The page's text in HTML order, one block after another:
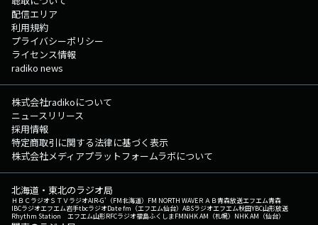
配信エリア
利用規約
プライバシーポリシー
ライセンス情報
radiko news
株式会社radikoについて
ニュースリリース
採用情報
特定商取引に関する法律に基づく表示
株式会社メディアプラットフォームラボについて
北海道・東北のラジオ局
ＨＢＣラジオＳＴＶラジオAIR-G'（FM北海道） FM NORTH WAVEＲＡＢ青森放送エフエム青森
IBCラジオエフエム岩手tbcラジオDate fm（エフエム仙台） ABSラジオエフエム秋田YBC山形放送
Rhythm Station エフエム山形RFCラジオ福島ふくしまFMNHK AM（札幌） NHK AM（仙台）